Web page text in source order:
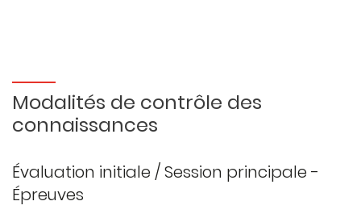
Modalités de contrôle des
connaissances
Évaluation initiale / Session principale -
Épreuves